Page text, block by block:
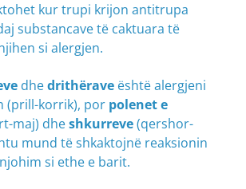
kur trupi krijon antitrupa
substancave të caktuara të
si alergjen.
dhedrithërave është alergjeni
(prill-korrik), por polenet e
maj) dheshkurreve(qershor-
mund të shkaktojnë reaksionin
si ethe e barit.